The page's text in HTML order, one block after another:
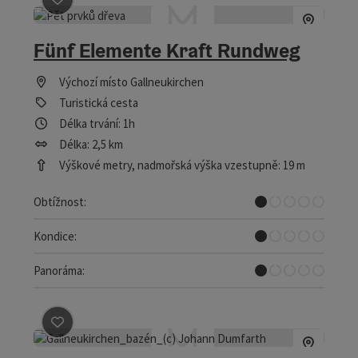
Označit příspěvek : Fünf Elemente Kraft Rundweg
Fünf Elemente Kraft Rundweg
Výchozí místo Gallneukirchen
Turistická cesta
Délka trvání: 1h
Délka: 2,5 km
Výškové metry, nadmořská výška vzestupně: 19 m
Obtížnost:
Velmi lehký, -á, -é
Kondice:
Velmi lehký, -á, -é
Panoráma:
Prakticky žádný rozhled
Označit příspěvek: G1 WALDHEIMAT Runde sponsored